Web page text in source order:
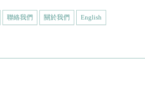
English
關於我們
聯絡我們